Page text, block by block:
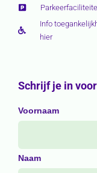
Info
hier
Schrijf je in
Voornaam
Naam